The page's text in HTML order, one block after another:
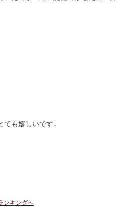
ても嬉しいです↓
ンキングへ